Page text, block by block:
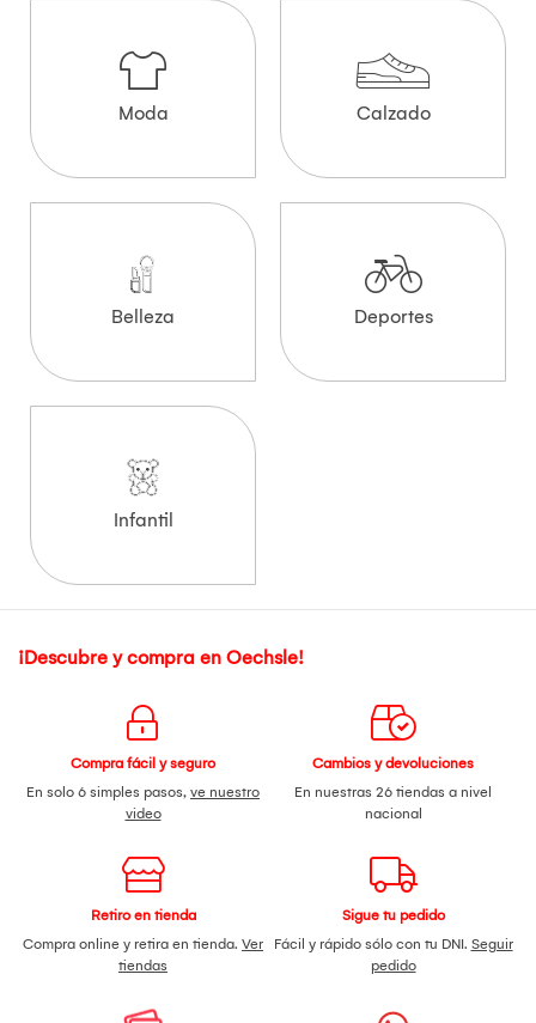
Moda Calzado
Belleza Deportes
Infantil
¡Descubre y compra en Oechsle!
Compra fácil y seguro
En solo 6 simples pasos, ve nuestro
video
Cambios y devoluciones
En nuestras 26 tiendas a nivel
nacional
Retiro en tienda
Compra online y retira en tienda. Ver
tiendas
Sigue tu pedido
Fácil y rápido sólo con tu DNI. Seguir
pedido